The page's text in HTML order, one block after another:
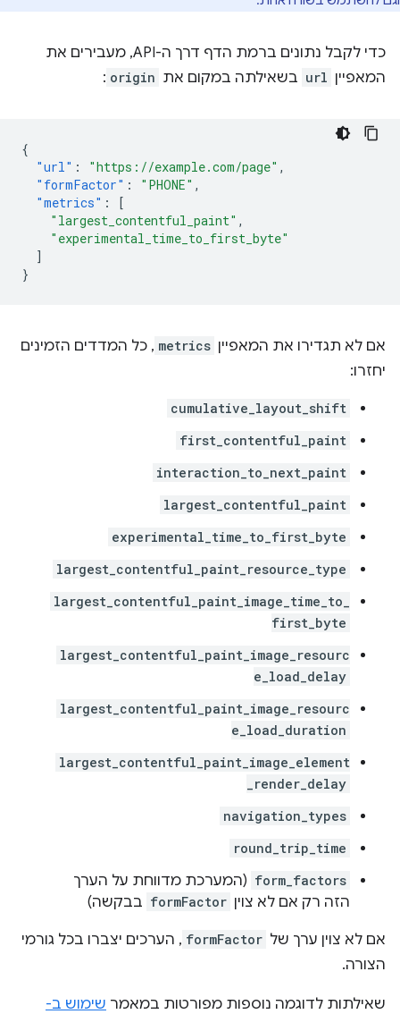
כדי לקבל נתונים ברמת הדף דרך ה-API, מעבירים את
המאפיין url בשאילתה במקום את origin
:
{
"url" : "https://example.com/page" ,
"formFactor" : "PHONE" ,
"metrics" :
[
"largest_contentful_paint" ,
"experimental_time_to_first_byte"
]
}
אם לא תגדירו את המאפיין metrics , כל המדדים הזמינים
יחזרו:
cumulative_layout_shift
first_contentful_paint
interaction_to_next_paint
largest_contentful_paint
experimental_time_to_first_byte
largest_contentful_paint_resource_type
largest_contentful_paint_image_time_to_
first_byte
largest_contentful_paint_image_resourc
e_load_delay
largest_contentful_paint_image_resourc
e_load_duration
largest_contentful_paint_image_element
_render_delay
navigation_types
round_trip_time
form_factors (המערכת מדווחת על הערך
הזה רק אם לא צוין formFactor בבקשה)
אם לא צוין ערך של formFactor , הערכים יצברו בכל גורמי
הצורה.
שאילתות לדוגמה נוספות מפורטות במאמר שימוש ב-